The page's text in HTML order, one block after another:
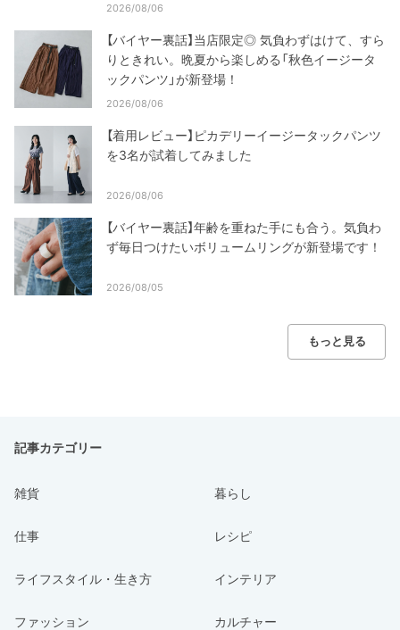
2026/08/06
【バイヤー裏話】当店限定◎ 気負わずはけて、すら
りときれい。晩夏から楽しめる「秋色イージータ
ックパンツ」が新登場！
2026/08/06
【着用レビュー】ピカデリーイージータックパンツ
を3名が試着してみました
2026/08/06
【バイヤー裏話】年齢を重ねた手にも合う。気負わ
ず毎日つけたいボリュームリングが新登場です！
2026/08/05
もっと見る
記事カテゴリー
雑貨 暮らし
仕事 レシピ
ライフスタイル・生き方 インテリア
ファッション カルチャー